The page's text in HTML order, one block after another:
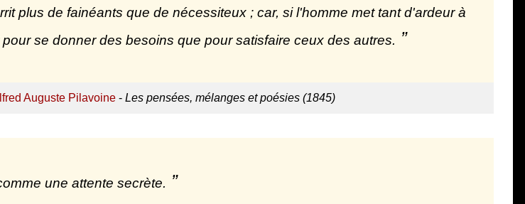
plus de fainéants que de nécessiteux ; car, si l'homme met tant d'ardeur à
se donner des besoins que pour satisfaire ceux des autres.
Auguste Pilavoine- Les pensées, mélanges et poésies (1845)
une attente secrète.